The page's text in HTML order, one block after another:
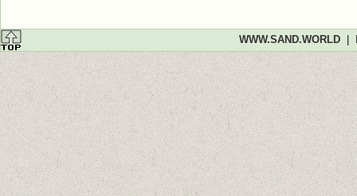
WWW.SAND.WORLD|